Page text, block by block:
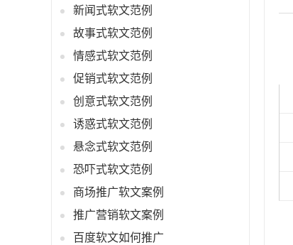
新闻式软文范例
故事式软文范例
情感式软文范例
促销式软文范例
创意式软文范例
诱惑式软文范例
悬念式软文范例
恐吓式软文范例
商场推广软文案例
推广营销软文案例
百度软文如何推广